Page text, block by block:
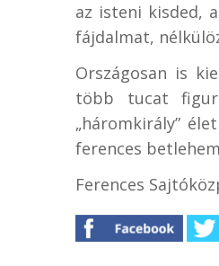
az isteni kisded,
fájdalmat,
Országosan is
több tucat
„háromkirály”
ferences
Ferences